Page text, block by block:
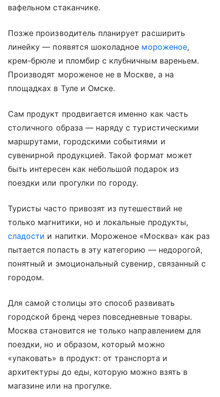
вафельном стаканчике.
Позже производитель планирует расширить
линейку — появятся шоколадное мороженое,
крем-брюле и пломбир с клубничным вареньем.
Производят мороженое не в Москве, а на
площадках в Туле и Омске.
Сам продукт продвигается именно как часть
столичного образа — наряду с туристическими
маршрутами, городскими событиями и
сувенирной продукцией. Такой формат может
быть интересен как небольшой подарок из
поездки или прогулки по городу.
Туристы часто привозят из путешествий не
только магнитики, но и локальные продукты,
сладости и напитки. Мороженое «Москва» как раз
пытается попасть в эту категорию — недорогой,
понятный и эмоциональный сувенир, связанный с
городом.
Для самой столицы это способ развивать
городской бренд через повседневные товары.
Москва становится не только направлением для
поездки, но и образом, который можно
«упаковать» в продукт: от транспорта и
архитектуры до еды, которую можно взять в
магазине или на прогулке.